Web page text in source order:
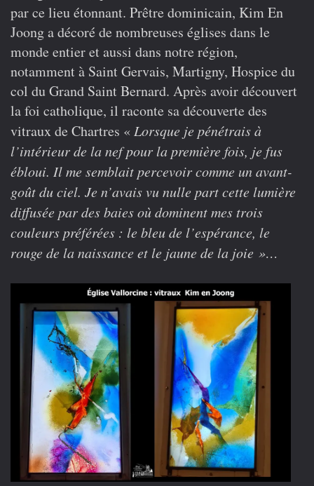
par ce lieu étonnant. Prêtre dominicain, Kim En
Joong a décoré de nombreuses églises dans le
monde entier et aussi dans notre région,
notamment à Saint Gervais, Martigny, Hospice du
col du Grand Saint Bernard. Après avoir découvert
la foi catholique, il raconte sa découverte des
vitraux de Chartres « Lorsque je pénétrais à
l’intérieur de la nef pour la première fois, je fus
ébloui. Il me semblait percevoir comme un avant-
goût du ciel. Je n’avais vu nulle part cette lumière
diffusée par des baies où dominent mes trois
couleurs préférées : le bleu de l’espérance, le
rouge de la naissance et le jaune de la joie »…